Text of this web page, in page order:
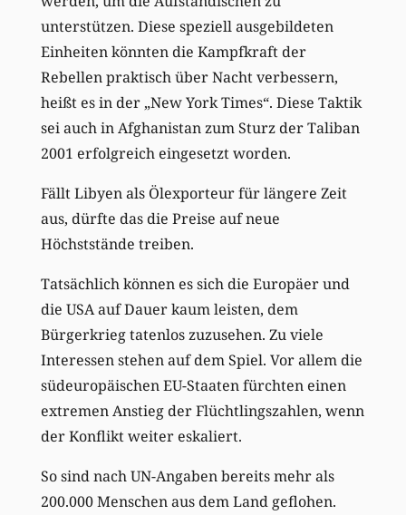
unterstützen. Diese speziell ausgebildeten
Einheiten könnten die Kampfkraft der
Rebellen praktisch über Nacht verbessern,
heißt es in der „New York Times“. Diese Taktik
sei auch in Afghanistan zum Sturz der Taliban
2001 erfolgreich eingesetzt worden.
Fällt Libyen als Ölexporteur für längere Zeit
aus, dürfte das die Preise auf neue
Höchststände treiben.
Tatsächlich können es sich die Europäer und
die USA auf Dauer kaum leisten, dem
Bürgerkrieg tatenlos zuzusehen. Zu viele
Interessen stehen auf dem Spiel. Vor allem die
südeuropäischen EU-Staaten fürchten einen
extremen Anstieg der Flüchtlingszahlen, wenn
der Konflikt weiter eskaliert.
So sind nach UN-Angaben bereits mehr als
200.000 Menschen aus dem Land geflohen.